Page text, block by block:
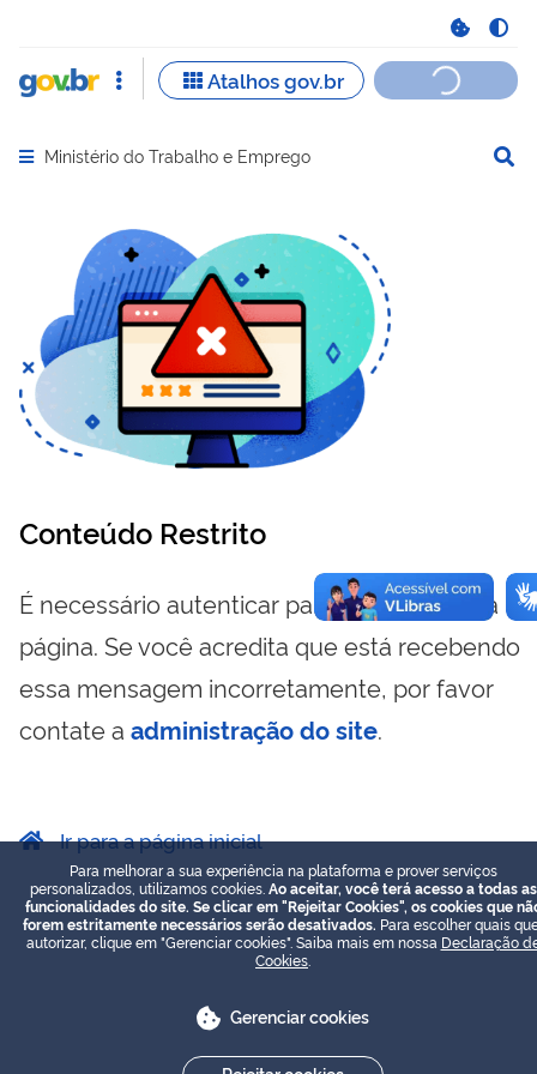
Abrir menu principal de navegação
Ministério do Trabalho e Emprego
Conteúdo Restrito
É necessário autenticar para visualizar essa
página. Se você acredita que está recebendo
essa mensagem incorretamente, por favor
contate a administração do site.
Ir para a página inicial
Para melhorar a sua experiência na plataforma e prover serviços
personalizados, utilizamos cookies. Ao aceitar, você terá acesso a todas as
funcionalidades do site. Se clicar em "Rejeitar Cookies", os cookies que
forem estritamente necessários serão desativados. Para escolher quais
autorizar, clique em "Gerenciar cookies". Saiba mais em nossa Declaração
Cookies
Gerenciar cookies